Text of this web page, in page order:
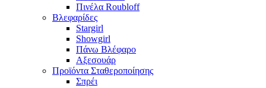
Πινέλα Roubloff
Βλεφαρίδες
Stargirl
Showgirl
Πάνω Βλέφαρο
Αξεσουάρ
Προϊόντα Σταθεροποίησης
Σπρέι